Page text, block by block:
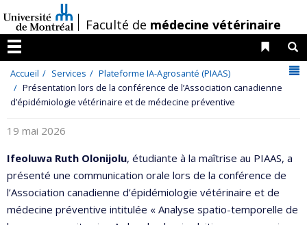
au
contenu
/Faculté de médecine vétérinaire
Menu
Liens
Accueil Services
Plateforme IA-Agrosanté (PIAAS)
Présentation lors de la conférence de l’Association canadienne
d’épidémiologie vétérinaire et de médecine préventive
19 mai 2026
Ifeoluwa Ruth Olonijolu, étudiante à la maîtrise au PIAAS, a
présenté une communication orale lors de la conférence de
l’Association canadienne d’épidémiologie vétérinaire et de
médecine préventive intitulée « Analyse spatio-temporelle de